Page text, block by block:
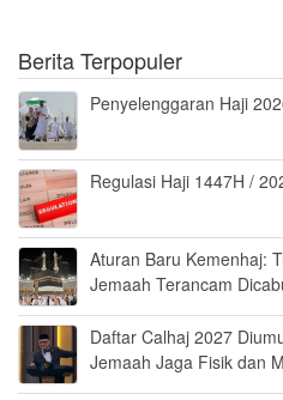
Berita Terpopuler
Penyelenggaran Haji
Regulasi Haji 1447H /
Aturan Baru Kemenhaj:
Jemaah Terancam
Daftar Calhaj 2027
Jemaah Jaga Fisik dan